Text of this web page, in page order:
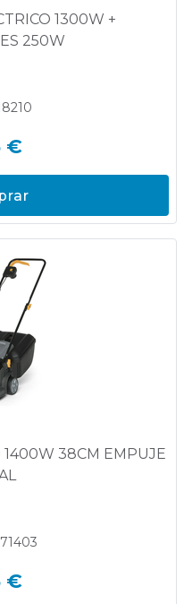
1300W +
250W
€
1400W 38CM EMPUJE
€